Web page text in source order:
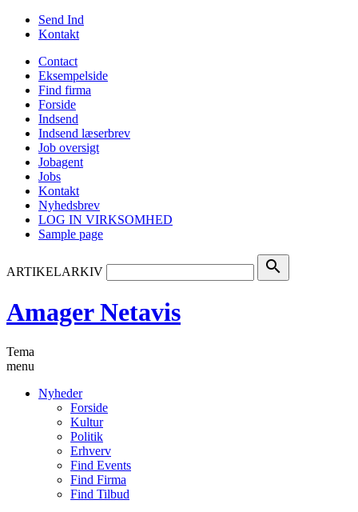
Send Ind
Kontakt
Contact
Eksempelside
Find firma
Forside
Indsend
Indsend læserbrev
Job oversigt
Jobagent
Jobs
Kontakt
Nyhedsbrev
LOG IN VIRKSOMHED
Sample page
ARTIKELARKIV search
Amager Netavis
Tema
menu
Nyheder
Forside
Kultur
Politik
Erhverv
Find Events
Find Firma
Find Tilbud